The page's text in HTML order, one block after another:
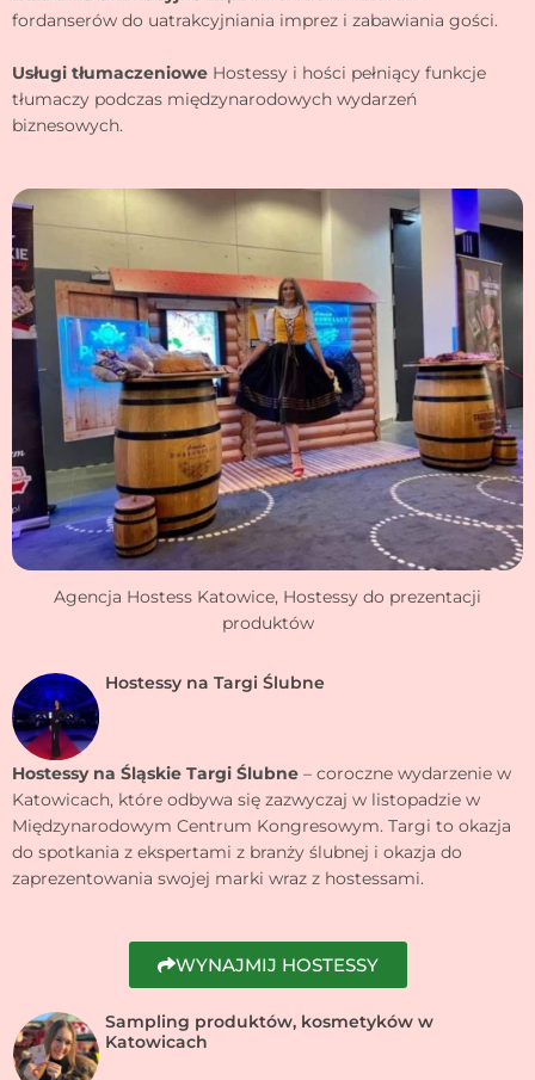
fordanserów do uatrakcyjniania imprez i zabawiania gości.
Usługi tłumaczeniowe Hostessy i hości pełniący funkcje
tłumaczy podczas międzynarodowych wydarzeń
biznesowych.
Agencja Hostess Katowice, Hostessy do prezentacji
produktów
Hostessy na Targi Ślubne
Hostessy na Śląskie Targi Ślubne – coroczne wydarzenie w
Katowicach, które odbywa się zazwyczaj w listopadzie w
Międzynarodowym Centrum Kongresowym. Targi to okazja
do spotkania z ekspertami z branży ślubnej i okazja do
zaprezentowania swojej marki wraz z hostessami.
WYNAJMIJ HOSTESSY
Sampling produktów, kosmetyków w
Katowicach